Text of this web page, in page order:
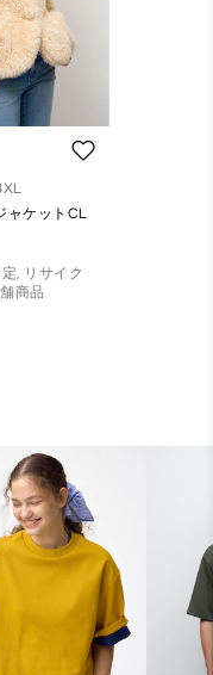
ャケットCL
, リサイク
商品